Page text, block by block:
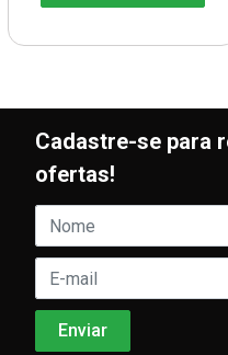
Cadastre-se para
ofertas!